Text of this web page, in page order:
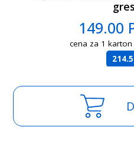
149.00
cena za 1